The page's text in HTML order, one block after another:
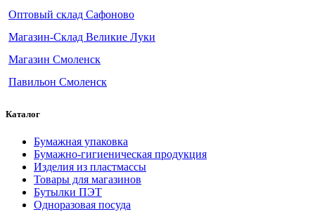
Оптовый склад Сафоново
Магазин-Склад Великие Луки
Магазин Смоленск
Павильон Смоленск
Каталог
Бумажная упаковка
Бумажно-гигиеническая продукция
Изделия из пластмассы
Товары для магазинов
Бутылки ПЭТ
Одноразовая посуда